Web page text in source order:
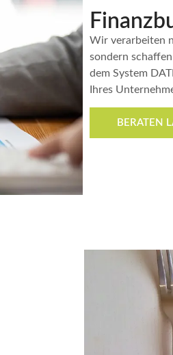
Wir verarbeiten
sondern
dem System
Ihres
BERATEN